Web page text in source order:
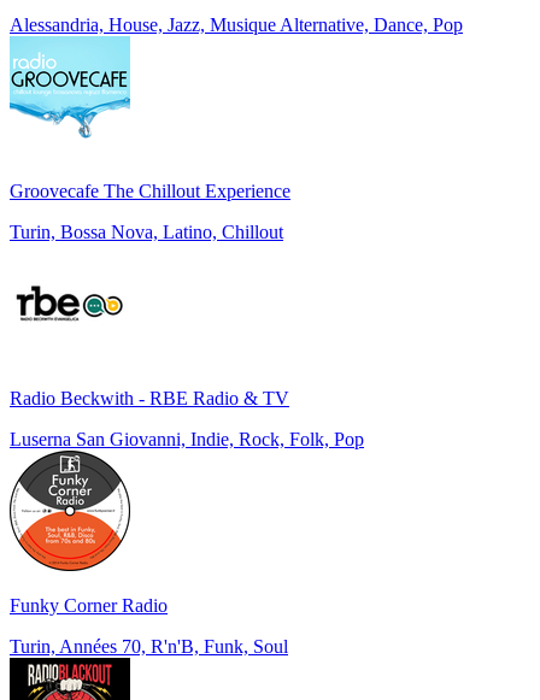
Alessandria, House, Jazz, Musique Alternative, Dance, Pop
Groovecafe The Chillout Experience
Turin, Bossa Nova, Latino, Chillout
Radio Beckwith - RBE Radio & TV
Luserna San Giovanni, Indie, Rock, Folk, Pop
Funky Corner Radio
Turin, Années 70, R'n'B, Funk, Soul